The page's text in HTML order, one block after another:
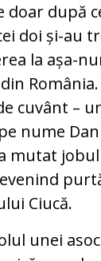
doar după
doi și-au
la așa-
cuvânt –
nume
mutat
Ciucă.
unei